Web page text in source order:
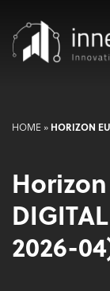
HOME » HORIZON
2026-